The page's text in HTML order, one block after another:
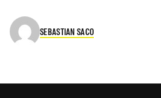
SEBASTIAN SACO